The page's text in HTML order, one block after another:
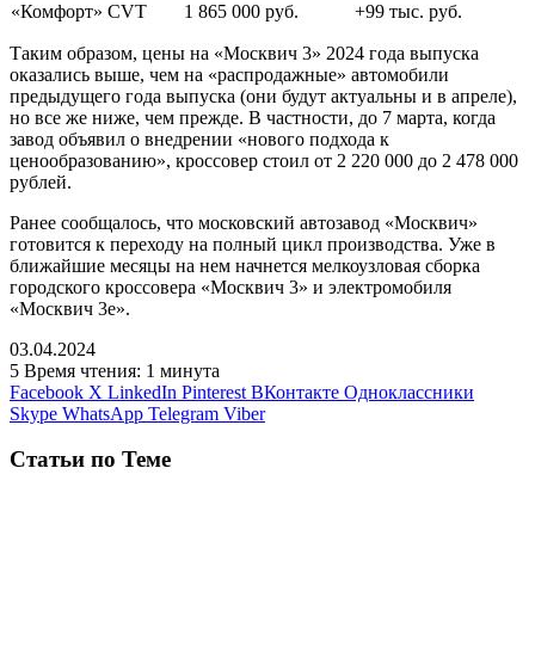
«Комфорт» CVT
1 865 000 руб. +99 тыс. руб.
Таким образом, цены на «Москвич 3» 2024 года выпуска
оказались выше, чем на «распродажные» автомобили
предыдущего года выпуска (они будут актуальны и в апреле),
но все же ниже, чем прежде. В частности, до 7 марта, когда
завод объявил о внедрении «нового подхода к
ценообразованию», кроссовер стоил от 2 220 000 до 2 478 000
рублей.
Ранее сообщалось, что московский автозавод «Москвич»
готовится к переходу на полный цикл производства. Уже в
ближайшие месяцы на нем начнется мелкоузловая сборка
городского кроссовера «Москвич 3» и электромобиля
«Москвич 3е».
03.04.2024
5 Время чтения: 1 минута
Facebook X LinkedIn Pinterest ВКонтакте Одноклассники
Skype WhatsApp Telegram Viber
Статьи по Теме